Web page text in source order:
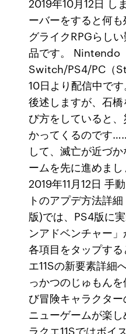
ーバーをすると何
グライクRPGらし
品です。 Nintendo
Switch/PS4/PC（
10日より配信中で
後述しますが、石
び方をしていると
かってくるのです
して、滅亡が近づ
ームを先に進めま
2019年11月12日 手
トのアプデ方法詳
版)では、PS4版に
ンアドベンチャー」
各項目をタップす
エ11Sの新要素詳細
っかつのじゅもん
び冒険キャラクター
ニューゲームが楽
ラクエ11Sではボイ